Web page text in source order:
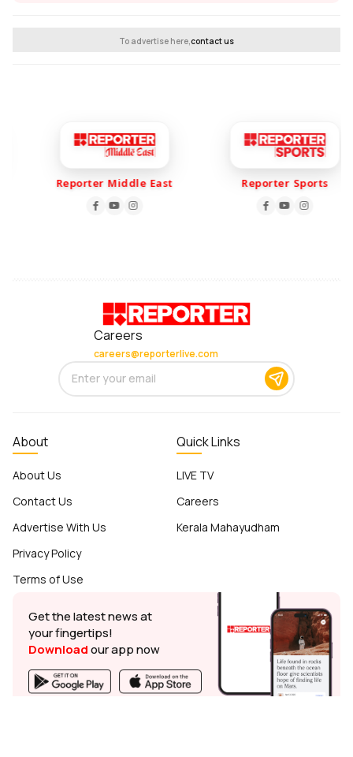
To advertise here,contact us
Reporter Middle East Reporter Sports
Careers
careers@reporterlive.com
About
About Us
Contact Us
Advertise With Us
Privacy Policy
Terms of Use
Quick Links
LIVE TV
Careers
Kerala Mahayudham
Get the latest news at
your fingertips!
Downloadour app now